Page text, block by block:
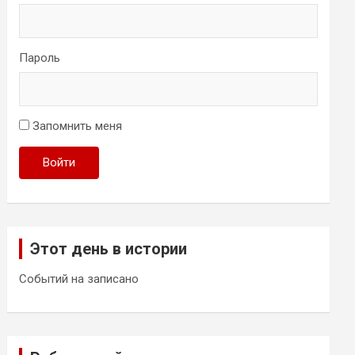
Пароль
Запомнить меня
Войти
Этот день в истории
Событий на записано